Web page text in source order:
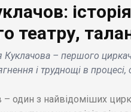
театру,
Куклачова – першого
і труднощі в процесі,
один з найвідоміших
НОВИНИ
анонсує
функцій
для поліпшення
.